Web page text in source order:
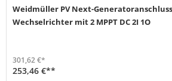
Weidmüller PV Next-
Wechselrichter mit 2 MPPT DC 2I 1O
301,62 €*
253,46 €**